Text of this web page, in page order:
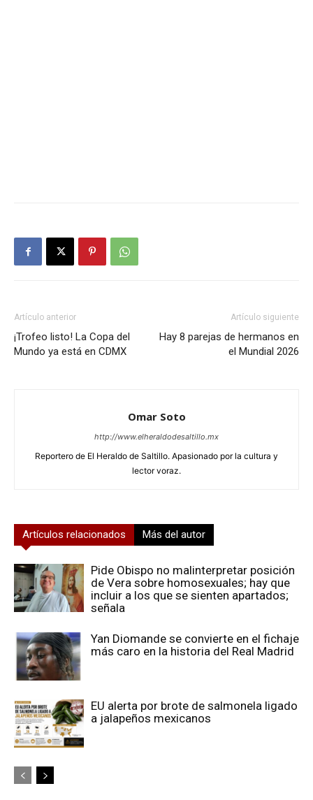
Artículo anterior
¡Trofeo listo! La Copa del
Mundo ya está en CDMX
Artículo siguiente
Hay 8 parejas de hermanos en
el Mundial 2026
Omar Soto
http://www.elheraldodesaltillo.mx
Reportero de El Heraldo de Saltillo. Apasionado por la cultura y
lector voraz.
Artículos relacionados Más del autor
Pide Obispo no malinterpretar posición
de Vera sobre homosexuales; hay que
incluir a los que se sienten apartados;
señala
Yan Diomande se convierte en el fichaje
más caro en la historia del Real Madrid
EU alerta por brote de salmonela ligado
a jalapeños mexicanos